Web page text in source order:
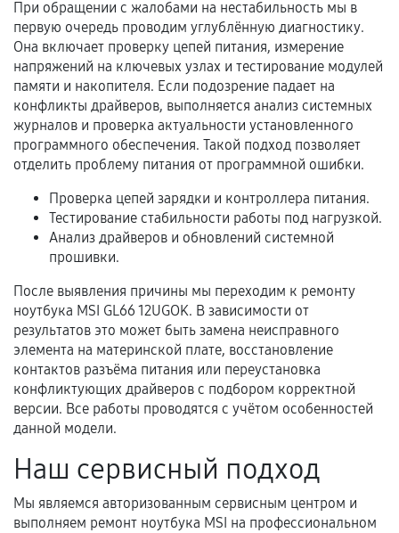
соблюдены следующие условия:
Предоставленные детали подходят по
техническим параметрам и не имеют внешних
дефектов.
Установка была выполнена нашим сервисным
центром.
При этом гарантия на сами комплектующие
остается на стороне производителя или
продавца. За качество сторонних деталей
сервисный центр ответственности не несет.
При обращении с жалобами на нестабильность мы в
первую очередь проводим углублённую диагностику.
Она включает проверку цепей питания, измерение
напряжений на ключевых узлах и тестирование модулей
памяти и накопителя. Если подозрение падает на
конфликты драйверов, выполняется анализ системных
журналов и проверка актуальности установленного
программного обеспечения. Такой подход позволяет
отделить проблему питания от программной ошибки.
Проверка цепей зарядки и контроллера питания.
Тестирование стабильности работы под нагрузкой.
Анализ драйверов и обновлений системной
прошивки.
После выявления причины мы переходим к ремонту
ноутбука MSI GL66 12UGOK. В зависимости от
результатов это может быть замена неисправного
элемента на материнской плате, восстановление
контактов разъёма питания или переустановка
конфликтующих драйверов с подбором корректной
версии. Все работы проводятся с учётом особенностей
данной модели.
Наш сервисный подход
Мы являемся авторизованным сервисным центром и
выполняем ремонт ноутбука MSI на профессиональном